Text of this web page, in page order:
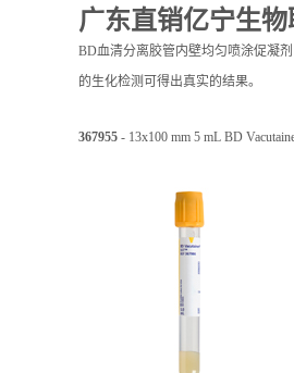
广东直销亿宁生物
BD血清分离胶管内壁均匀喷涂促凝
的生化检测可得出真实的结果。
367955 - 13x100 mm 5 mL BD